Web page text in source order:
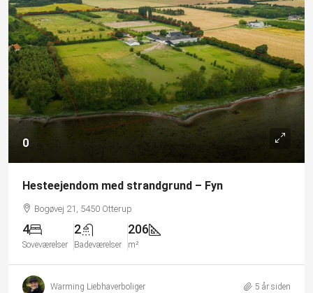
0
Hesteejendom med strandgrund – Fyn
Bogøvej 21, 5450 Otterup
4
Soveværelser
2
Badeværelser
206
m²
Warming Liebhaverboliger 5 år siden